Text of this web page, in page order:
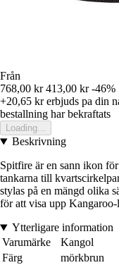
Från
768,00 kr 413,00 kr -46%
+20,65 krerbjuds pa din
bestallning har bekraftats
Loading...
Beskrivning
Spitfire är en sann ikon
tankarna till
stylas på en mängd olika
för att visa upp
Ytterligare information
Varumärke
Kangol
Färg
mörkbrun